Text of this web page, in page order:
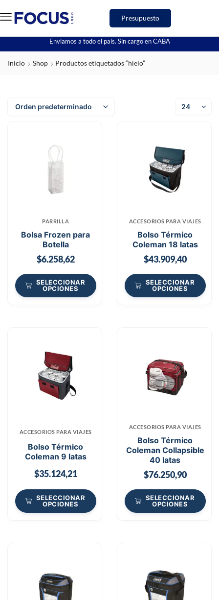
Presupuesto
Enviamos a todo el país. Sin cargo en CABA
Inicio Shop Productos etiquetados “hielo”
PARRILLA
Bolsa Frozen para
Botella
$6.258,62
SELECCIONAR
OPCIONES
ACCESORIOS PARA VIAJES
Bolso Térmico
Coleman 18 latas
$43.909,40
SELECCIONAR
OPCIONES
ACCESORIOS PARA VIAJES
Bolso Térmico
Coleman 9 latas
$35.124,21
SELECCIONAR
OPCIONES
ACCESORIOS PARA VIAJES
Bolso Térmico
Coleman Collapsible
40 latas
$76.250,90
SELECCIONAR
OPCIONES